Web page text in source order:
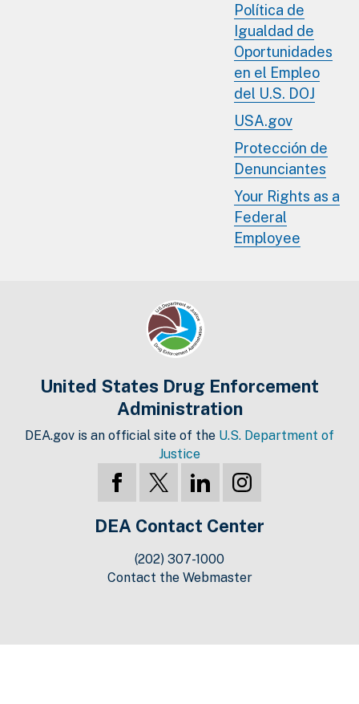
Política de
Igualdad de
Oportunidades
en el Empleo
del U.S. DOJ
USA.gov
Protección de
Denunciantes
Your Rights as a
Federal
Employee
United States Drug Enforcement
Administration
DEA.gov is an official site of the U.S. Department of
Justice
DEA Contact Center
(202) 307-1000
Contact the Webmaster